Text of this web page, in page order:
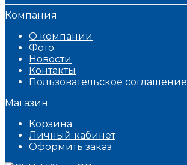
Компания
О компании
Фото
Новости
Контакты
Пользовательское соглашение
Магазин
Корзина
Личный кабинет
Оформить заказ